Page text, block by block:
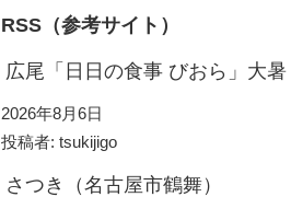
RSS（参考サイト）
広尾「日日の食事 びおら」大暑
2026年8月6日
投稿者: tsukijigo
さつき（名古屋市鶴舞）